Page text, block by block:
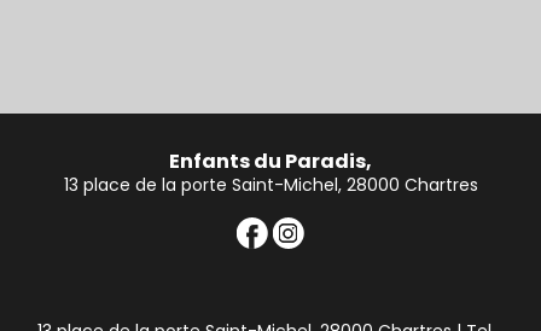
Enfants du Paradis,
13 place de la porte Saint-Michel, 28000 Chartres